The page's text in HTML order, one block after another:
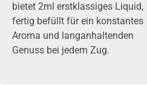
bietet 2ml erstklassiges Liquid,
fertig befüllt für ein konstantes
Aroma und langanhaltenden
Genuss bei jedem Zug.